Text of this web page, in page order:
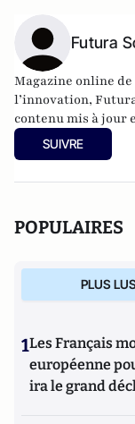
Futura
Magazine online
l’innovation,
contenu mis à jour
SUIVRE
POPULAIRES
PLUS
1Les Français
européenne
ira le grand